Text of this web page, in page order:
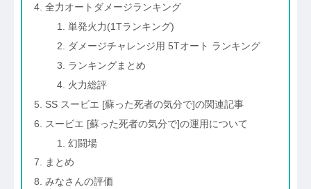
全力オートダメージランキング
単発火力(1Tランキング)
ダメージチャレンジ用 5Tオート ランキング
ランキングまとめ
火力総評
SS スービエ [蘇った死者の気分で]の関連記事
スービエ [蘇った死者の気分で]の運用について
幻闘場
まとめ
みなさんの評価